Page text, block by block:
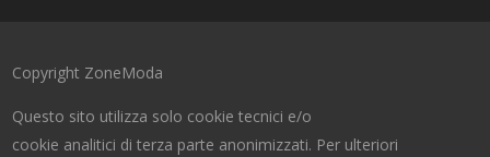
Copyright ZoneModa
Questo sito utilizza solo cookie tecnici e/o
cookie analitici di terza parte anonimizzati. Per ulteriori